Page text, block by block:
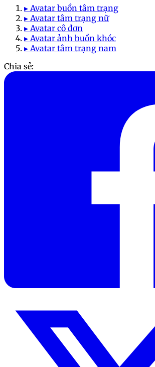
▸ Avatar buồn tâm trạng
▸ Avatar tâm trạng nữ
▸ Avatar cô đơn
▸ Avatar ảnh buồn khóc
▸ Avatar tâm trạng nam
Chia sẻ: